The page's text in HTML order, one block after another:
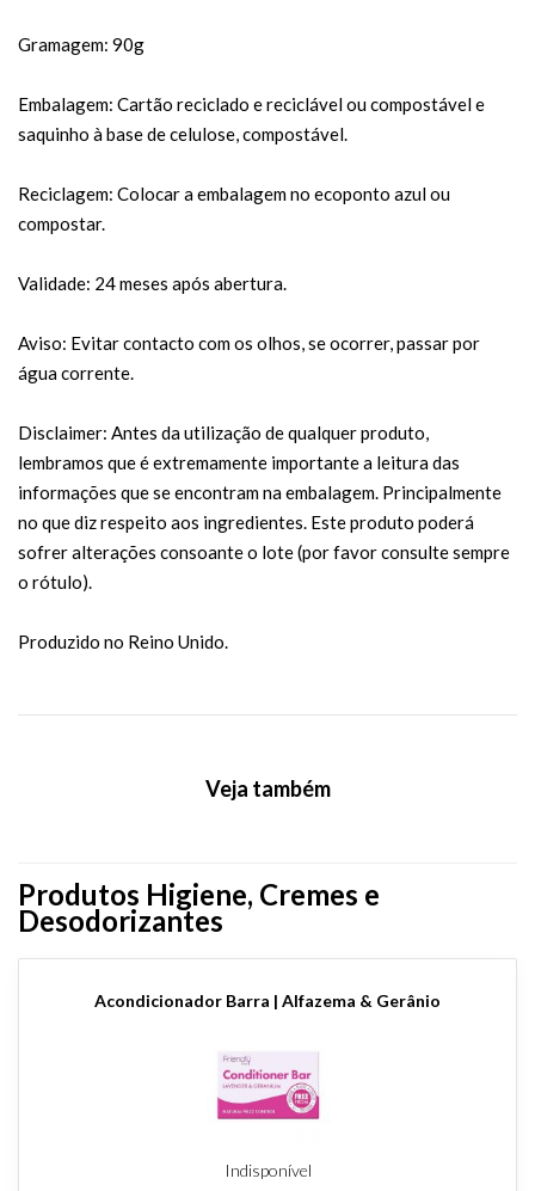
Gramagem: 90g
Embalagem: Cartão reciclado e reciclável ou compostável e
saquinho à base de celulose, compostável.
Reciclagem: Colocar a embalagem no ecoponto azul ou
compostar.
Validade: 24 meses após abertura.
Aviso: Evitar contacto com os olhos, se ocorrer, passar por
água corrente.
Disclaimer: Antes da utilização de qualquer produto,
lembramos que é extremamente importante a leitura das
informações que se encontram na embalagem. Principalmente
no que diz respeito aos ingredientes. Este produto poderá
sofrer alterações consoante o lote (por favor consulte sempre
o rótulo).
Produzido no Reino Unido.
Veja também
Produtos Higiene, Cremes e
Desodorizantes
Acondicionador Barra | Alfazema & Gerânio
Indisponível